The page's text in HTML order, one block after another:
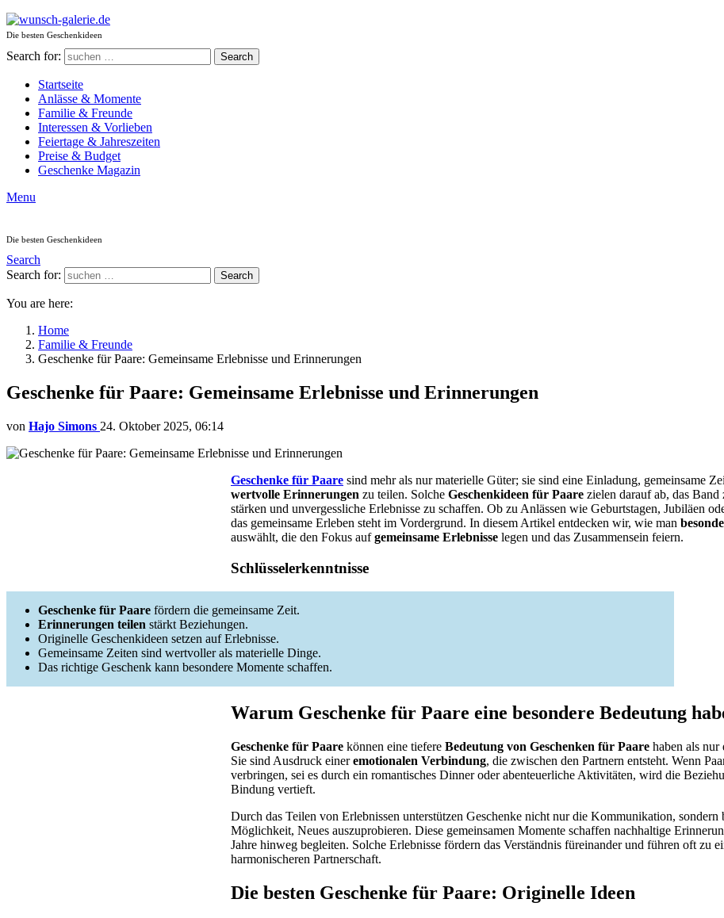
Die besten Geschenkideen
Search for: Search
Startseite
Anlässe & Momente
Familie & Freunde
Interessen & Vorlieben
Feiertage & Jahreszeiten
Preise & Budget
Geschenke Magazin
Menu
Die besten Geschenkideen
Search
Search for:
Search
You are here:
Home
Familie & Freunde
Geschenke für Paare: Gemeinsame Erlebnisse und Erinnerungen
Geschenke für Paare: Gemeinsame Erlebnisse und Erinnerungen
von Hajo Simons 24. Oktober 2025, 06:14
Geschenke für Paare sind mehr als nur materielle Güter; sie sind eine Einladung, gemeinsame
wertvolle Erinnerungen zu teilen. Solche Geschenkideen für Paare zielen darauf ab, das Band
stärken und unvergessliche Erlebnisse zu schaffen. Ob zu Anlässen wie Geburtstagen, Jubiläen
das gemeinsame Erleben steht im Vordergrund. In diesem Artikel entdecken wir, wie man
auswählt, die den Fokus aufgemeinsame Erlebnisse legen und das Zusammensein feiern.
Schlüsselerkenntnisse
Geschenke für Paare fördern die gemeinsame Zeit.
Erinnerungen teilen stärkt Beziehungen.
Originelle Geschenkideen setzen auf Erlebnisse.
Gemeinsame Zeiten sind wertvoller als materielle Dinge.
Das richtige Geschenk kann besondere Momente schaffen.
Warum Geschenke für Paare eine besondere Bedeutung
Geschenke für Paare können eine tiefere Bedeutung von Geschenken für Paare haben als nur
Sie sind Ausdruck eineremotionalen Verbindung, die zwischen den Partnern entsteht. Wenn
verbringen, sei es durch ein romantisches Dinner oder abenteuerliche Aktivitäten, wird die
Bindung vertieft.
Durch das Teilen von Erlebnissen unterstützen Geschenke nicht nur die Kommunikation, sondern
Möglichkeit, Neues auszuprobieren. Diese gemeinsamen Momente schaffen nachhaltige
Jahre hinweg begleiten. Solche Erlebnisse fördern das Verständnis füreinander und führen oft zu
harmonischeren Partnerschaft.
Die besten Geschenke für Paare: Originelle Ideen